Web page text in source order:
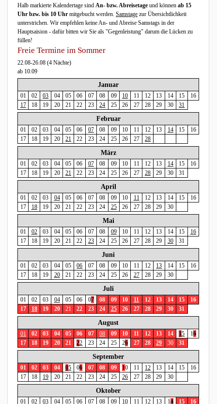
Halb markierte Kalendertage sind An- bzw. Abreisetage und können ab 15
Uhr bzw. bis 10 Uhr mitgebucht werden. Samstage zur Übersichtlichkeit
unterstrichen. Wir empfehlen keine An- und Abreise Samstags in der
Hauptsaision - dafür bitten wir Sie als "Gegenleistung" darum die Lücken zu
füllen!
Freie Termine im Sommer
22.08-26.08 (4 Nächte)
ab 10.09
Januar
01 02 03 04 05 06 07 08 09 10 11 12 13 14 15
16
17
18 19 20 21 22 23 24 25 26 27 28 29 30 31
Februar
01 02 03 04 05 06 07 08 09 10 11 12 13 14 15
16
17
18 19 20 21 22 23 24 25 26 27 28
März
01 02 03 04 05 06 07 08 09 10 11 12 13 14 15
16
17
18 19 20 21 22 23 24 25 26 27 28 29 30 31
April
01 02 03 04 05 06 07 08 09 10 11 12 13 14 15
16
17
18 19 20 21 22 23 24 25 26 27 28 29 30
Mai
01 02 03 04 05 06 07 08 09 10 11 12 13 14 15
16
17
18 19 20 21 22 23 24 25 26 27 28 29 30 31
Juni
01 02 03 04 05 06 07 08 09 10 11 12 13 14 15
16
17
18 19 20 21 22 23 24 25 26 27 28 29 30
Juli
01 02 03 04 05 06 07 08 09 10 11 12 13 14 15
16
17
18 19 20 21 22 23 24 25 26 27 28 29 30 31
August
01 02 03 04 05 06 07 08 09 10 11 12 13 14 15 16
17
18 19 20 21 22 23 24 25 26 27 28 29 30 31
September
01 02 03 04 05 06 07 08 09 10 11 12 13 14 15
16
17
18 19 20 21 22 23 24 25 26 27 28 29 30
Oktober
01 02 03 04 05 06 07 08 09 10 11 12 13 14 15
16